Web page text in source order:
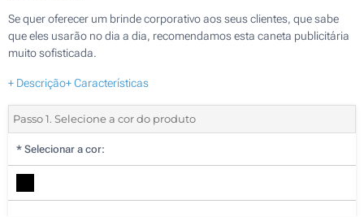
Se quer oferecer um brinde corporativo aos seus clientes, que sabe
que eles usarão no dia a dia, recomendamos esta caneta publicitária
muito sofisticada.
+ Descrição+ Características
Passo 1. Selecione a cor do produto
* Selecionar a cor: